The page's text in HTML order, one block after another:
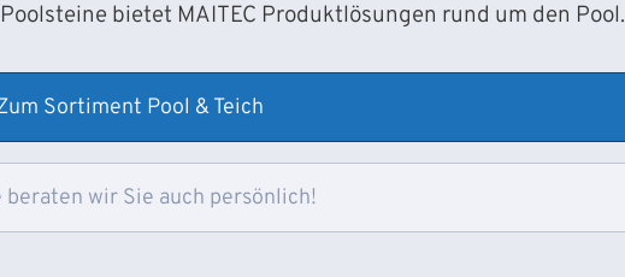
bietet MAITEC Produktlösungen rund um den Pool.
Sortiment Pool & Teich
beraten wir Sie auch persönlich!